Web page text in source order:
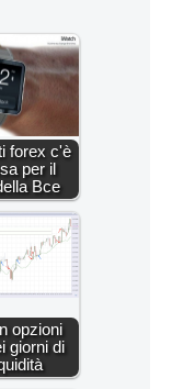
forex c'è
per il
Bce
opzioni
giorni di